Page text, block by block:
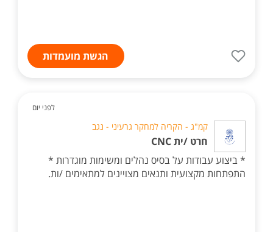
הגשת מועמדות
לפני יום
קמ"ג - הקריה למחקר גרעיני - נגב
חרט /ית CNC
* ביצוע עבודות על בסיס נהלים ומשימות מוגדרות *
התפתחות מקצועית ותנאים מצויינים למתאימים /ות.